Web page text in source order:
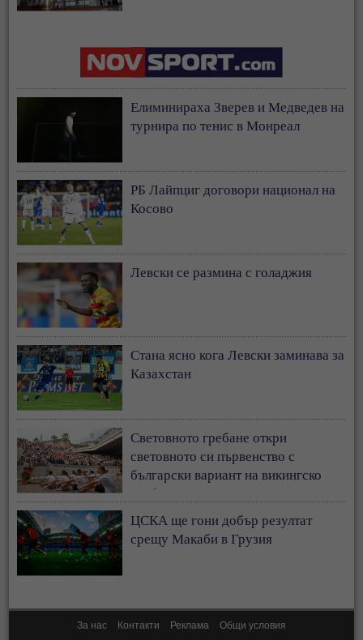
Елиминираха Зверев и Медведев на
турнира по тенис в Монреал
РБ Лайпциг договори национал на
Косово
Левски се размина с голаджия
Стана ясно кога Левски заминава за
Казахстан
Световното гребане откри
световното си първенство с
български вариант на викингско
гребане
ЦСКА ще гони добър резултат
срещу Макаби в Грузия
За нас Контакти Реклама Общи условия